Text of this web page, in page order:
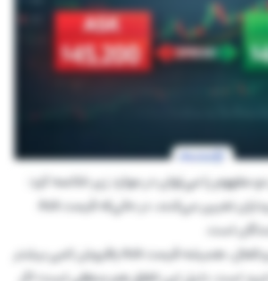
مفهوم را می‌توان در موارد زیر خلاصه کرد:
قیمت Bid را خریداران تعیین می‌کنند، در حالی‌که قیمت Ask
است.
در یک بازار سالم و فعال، همیشه قیمت Ask یافروش کمی بیشتر